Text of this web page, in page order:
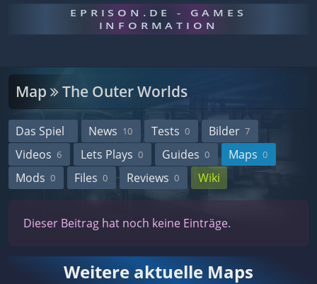
EPRISON.DE - GAMES
INFORMATION
Map The Outer Worlds
Das Spiel News 10 Tests 0 Bilder 7
Videos 6 Lets Plays 0 Guides 0 Maps 0
Mods 0 Files 0 Reviews 0 Wiki
Dieser Beitrag hat noch keine Einträge.
Weitere aktuelle Maps